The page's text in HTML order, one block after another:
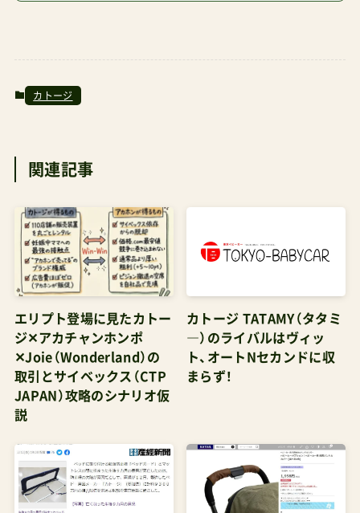
子ども向き（バンパーバー用）に改良できそうとい
径の細い国内メーカーのベビーカーだと、手の中
ーカー用抗菌ハンドルカバーII カトージ Amazon
で探す 楽天市場で探す Yahoo!で探す カトージの
最安値·安心の購入術ここがポイントJoieの国内
総販売代理店はカトージが務めているカトージの
オリジナルベビーカーはカトージ直営店で購入で
きるが店舗によって店頭展示品が異なるので事前
にチェックしてから訪問するといい（お目当ての
モデルがあれば電話で確認しておくのが早い）公
プ」、大手モール内に公式ストア（katoji-
onlineshop楽天市場店／KATOJIオンラインショ
ップYahoo!店）が在るが価格訴求力は低め価格メ
カトージ
関連記事
エリプト登場に見たカトー
ジ✕アカチャンホンポ
✕Joie（Wonderland）の
取引とサイベックス（CTP
JAPAN）攻略のシナリオ仮
説
カトージ TATAMY（タタミ
―）のライバルはヴィッ
ト、オートNセカンドに収
まらず！